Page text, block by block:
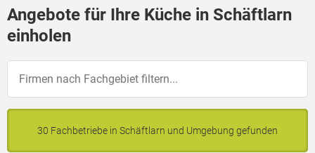
Angebote für Ihre Küche in Schäftlarn
einholen
30 Fachbetriebe in Schäftlarn und Umgebung gefunden